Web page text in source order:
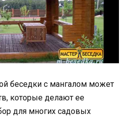
беседки с мангалом может
которые делают ее
для многих садовых